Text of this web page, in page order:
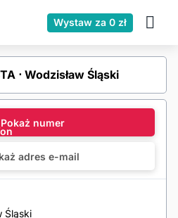
Wystaw za 0 zł
⋅ Wodzisław Śląski
Pokaż numer
adres e-mail
Śląski